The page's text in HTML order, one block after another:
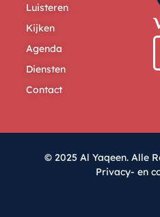
Luisteren
Kijken
Agenda
Diensten
Contact
© 2025 Al Yaqeen. Alle
Privacy- en